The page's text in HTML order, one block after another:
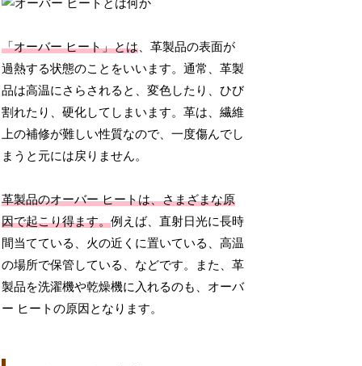
「オーバー ヒート」とは、革製品の表面が
過熱する状態のことをいいます。通常、革製
品は高温にさらされると、変色したり、ひび
割れたり、硬化してしまいます。革は、繊維
上の補修が難しい性質なので、一度傷んでし
まうと元には戻りません。
革製品のオーバー ヒートは、さまざまな原
因で起こり得ます。例えば、直射日光に長時
間当てている、火の近くに置いている、高温
の場所で保管している、などです。また、革
製品を洗濯機や乾燥機に入れるのも、オーバ
ー ヒートの原因となります。